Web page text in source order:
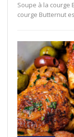
Soupe à la courge
courge Butternut